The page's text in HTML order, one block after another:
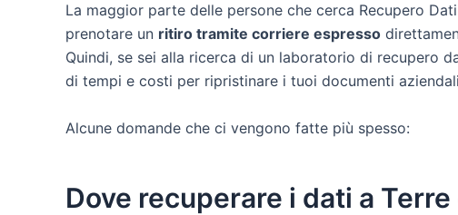
La maggior parte delle persone che cerca Recupero
prenotare un ritiro tramite corriere espresso
Quindi, se sei alla ricerca di un laboratorio di recupero
di tempi e costi per ripristinare i tuoi documenti
Alcune domande che ci vengono fatte più spesso:
Dove recuperare i dati a